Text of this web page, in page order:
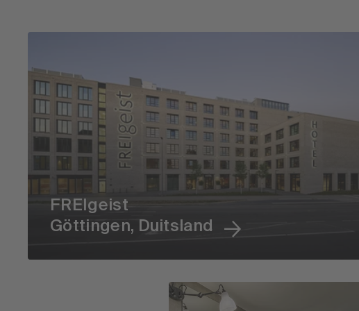
FREIgeist
Göttingen, Duitsland